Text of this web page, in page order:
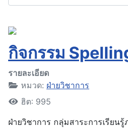
กิจกรรม
รายละเอียด
หมวด: ฝ่ายวิชาการ
ฮิต: 995
ฝ่ายวิชาการ กลุ่มสาระการเรียน